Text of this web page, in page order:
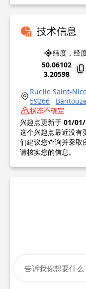
技术信息
纬度，经
50.06102
3.20598
Ruelle Saint-
59266
状态不确定
兴趣点更新于 01/
这个兴趣点最近没有
们建议您查询并采取
请核实您的信息。
告诉我你想要什